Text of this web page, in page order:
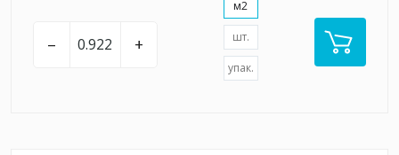
– +
м2
шт.
упак.